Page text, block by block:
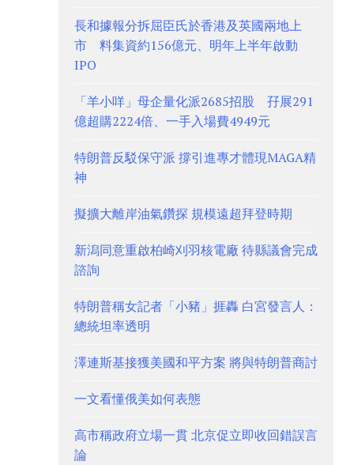
長和據報分拆屈臣氏於香港及英國兩地上
市 料集資約156億元、明年上半年啟動
IPO
「羊小咩」母企量化派2685招股 孖展291
億超購2224倍、一手入場費4949元
特朗普反駁保守派 撐引進專才體現MAGA精
神
擬擴大離岸油氣鑽探 規模遠超拜登時期
新潟同意重啟柏崎刈羽核電廠 待縣議會完成
諮詢
特朗普稱女記者「小豬」捱轟 白宮發言人：
總統坦率透明
澤連斯基接獲美國和平方案 將與特朗普商討
一文看懂俄美如何表態
高市稱政府立場一貫 北京促立即收回錯誤言
論